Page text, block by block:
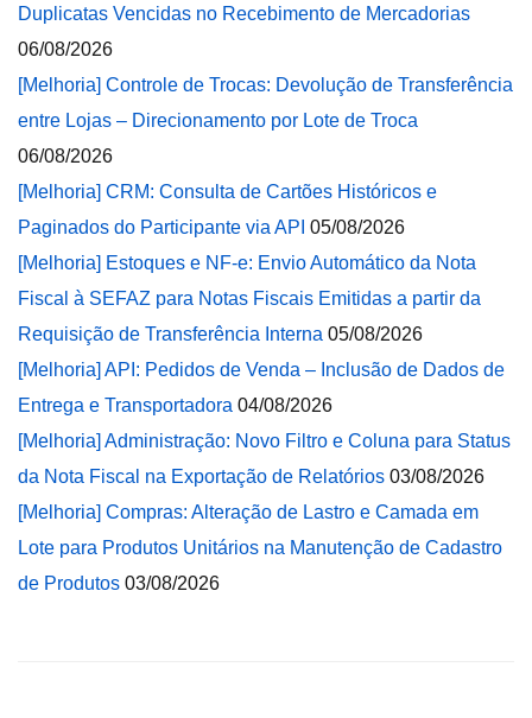
Duplicatas Vencidas no Recebimento de Mercadorias
06/08/2026
[Melhoria] Controle de Trocas: Devolução de Transferência
entre Lojas – Direcionamento por Lote de Troca
06/08/2026
[Melhoria] CRM: Consulta de Cartões Históricos e
Paginados do Participante via API 05/08/2026
[Melhoria] Estoques e NF-e: Envio Automático da Nota
Fiscal à SEFAZ para Notas Fiscais Emitidas a partir da
Requisição de Transferência Interna 05/08/2026
[Melhoria] API: Pedidos de Venda – Inclusão de Dados de
Entrega e Transportadora 04/08/2026
[Melhoria] Administração: Novo Filtro e Coluna para Status
da Nota Fiscal na Exportação de Relatórios 03/08/2026
[Melhoria] Compras: Alteração de Lastro e Camada em
Lote para Produtos Unitários na Manutenção de Cadastro
de Produtos 03/08/2026